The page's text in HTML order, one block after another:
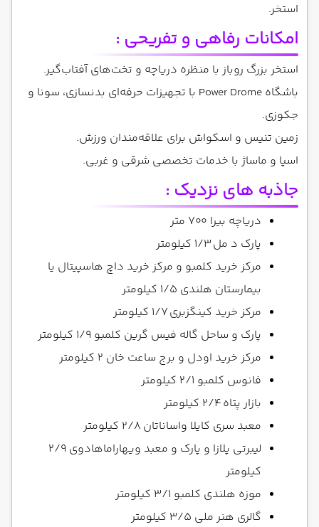
استخر.
امکانات رفاهی و تفریحی :
استخر بزرگ روباز با منظره دریاچه و تخت‌های آفتاب‌گیر.
باشگاه Power Drome با تجهیزات حرفه‌ای بدنسازی، سونا و
جکوزی.
زمین تنیس و اسکواش برای علاقه‌مندان ورزش.
اسپا و ماساژ با خدمات تخصصی شرقی و غربی.
جاذبه های نزدیک :
دریاچه بیرا ۷۰۰ متر
پارک د مل ۱/۳ کیلومتر
مرکز خرید کلمبو و مرکز خرید داچ هاسپیتال یا
بیمارستان هلندی ۱/۵ کیلومتر
مرکز خرید کینگزبری ۱/۷ کیلومتر
پارک و ساحل گاله فیس گرین کلمبو ۱/۹ کیلومتر
مرکز خرید اودل و برج ساعت خان ۲ کیلومتر
فانوس کلمبو ۲/۱ کیلومتر
بازار پتاه ۲/۴ کیلومتر
معبد سری کایلا واساناتان ۲/۸ کیلومتر
لیبرتی پلازا و پارک و معبد ویهاراماهادوی ۲/۹
کیلومتر
موزه هلندی کلمبو ۳/۱ کیلومتر
گالری هنر ملی ۳/۵ کیلومتر